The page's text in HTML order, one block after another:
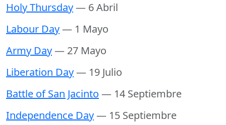
Holy Thursday— 6 Abril
Labour Day— 1 Mayo
Army Day— 27 Mayo
Liberation Day— 19 Julio
Battle of San Jacinto — 14 Septiembre
Independence Day— 15 Septiembre